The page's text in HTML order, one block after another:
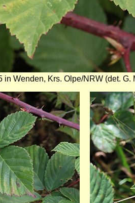
in Wenden, Krs. Olpe/NRW (det.
Bild